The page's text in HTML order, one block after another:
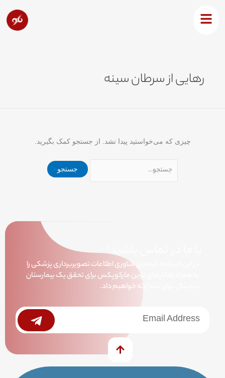
رهایی از سرطان سینه
چیزی که می‌خواستید پیدا نشد. از جستجو کمک بگیرید.
با ما در تماس باشید!
در این خبرنامه تازه‌های فناوری اطلاعات تصویربرداری پزشکی را
به همراه راه‌کارهای نوین مارکوپکس برای تحقق یک بیمارستان
دیجیتال، برای شما ارئه خواهیم داد.
خبرنامه Submit